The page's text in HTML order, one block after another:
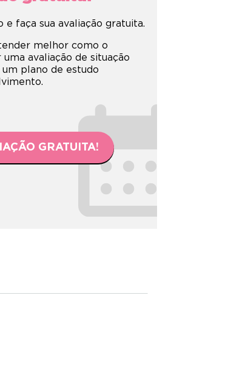
faça sua avaliação gratuita.
melhor como o
avaliação de situação
plano de estudo
GRATUITA!